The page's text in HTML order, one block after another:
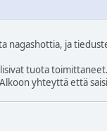
nagashottia, ja
tuota toimittaneet.
yhteyttä että